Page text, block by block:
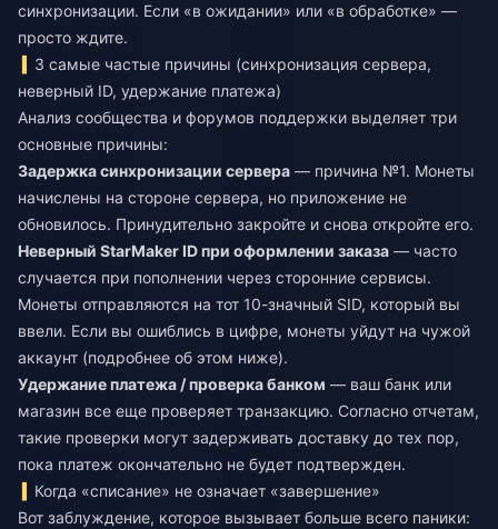
синхронизации. Если «в ожидании» или «в обработке» —
просто ждите.
3 самые частые причины (синхронизация сервера,
неверный ID, удержание платежа)
Анализ сообщества и форумов поддержки выделяет три
основные причины:
Задержка синхронизации сервера — причина №1. Монеты
начислены на стороне сервера, но приложение не
обновилось. Принудительно закройте и снова откройте его.
Неверный StarMaker ID при оформлении заказа — часто
случается при пополнении через сторонние сервисы.
Монеты отправляются на тот 10-значный SID, который вы
ввели. Если вы ошиблись в цифре, монеты уйдут на чужой
аккаунт (подробнее об этом ниже).
Удержание платежа / проверка банком — ваш банк или
магазин все еще проверяет транзакцию. Согласно отчетам,
такие проверки могут задерживать доставку до тех пор,
пока платеж окончательно не будет подтвержден.
Когда «списание» не означает «завершение»
Вот заблуждение, которое вызывает больше всего паники: